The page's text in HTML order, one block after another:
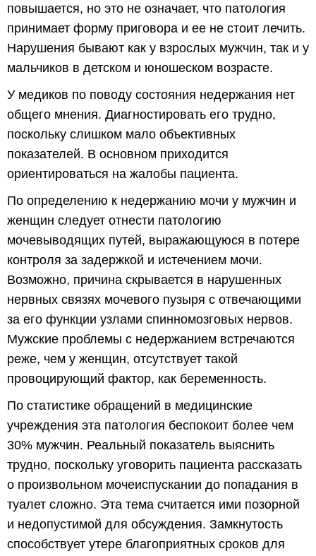
повышается, но это не означает, что патология
принимает форму приговора и ее не стоит лечить.
Нарушения бывают как у взрослых мужчин, так и у
мальчиков в детском и юношеском возрасте.
У медиков по поводу состояния недержания нет
общего мнения. Диагностировать его трудно,
поскольку слишком мало объективных
показателей. В основном приходится
ориентироваться на жалобы пациента.
По определению к недержанию мочи у мужчин и
женщин следует отнести патологию
мочевыводящих путей, выражающуюся в потере
контроля за задержкой и истечением мочи.
Возможно, причина скрывается в нарушенных
нервных связях мочевого пузыря с отвечающими
за его функции узлами спинномозговых нервов.
Мужские проблемы с недержанием встречаются
реже, чем у женщин, отсутствует такой
провоцирующий фактор, как беременность.
По статистике обращений в медицинские
учреждения эта патология беспокоит более чем
30% мужчин. Реальный показатель выяснить
трудно, поскольку уговорить пациента рассказать
о произвольном мочеиспускании до попадания в
туалет сложно. Эта тема считается ими позорной
и недопустимой для обсуждения. Замкнутость
способствует утере благоприятных сроков для